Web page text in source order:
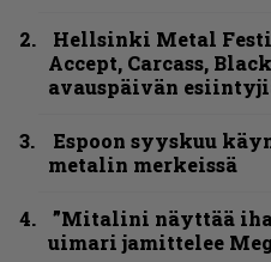
Hellsinki Metal
Accept, Carcass,
avauspäivän
Espoon syyskuu
metalin merkeissä
”Mitalini näyttää
uimari jamittelee